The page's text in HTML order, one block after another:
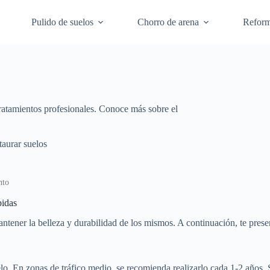
Pulido de suelos Chorro de arena
profesionales. Conoce más sobre el
suelos
la belleza y durabilidad de los mismos. A continuación, te
En zonas de tráfico medio, se recomienda realizarlo cada 1-2 años.